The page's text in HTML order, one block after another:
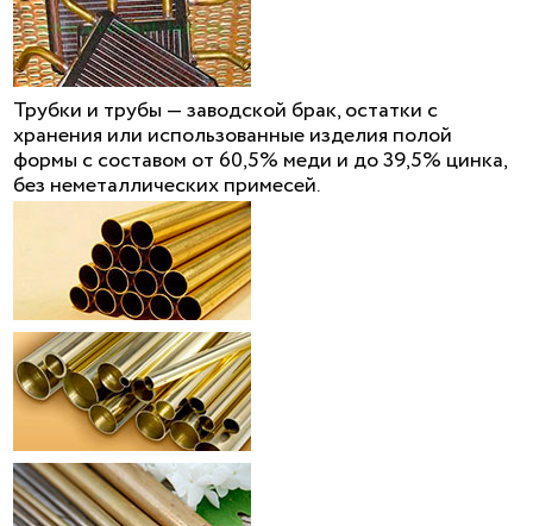
Трубки и трубы — заводской брак, остатки с
хранения или использованные изделия полой
формы с составом от 60,5% меди и до 39,5% цинка,
без неметаллических примесей.